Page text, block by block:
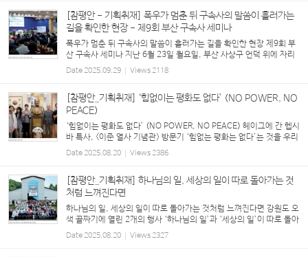
[참평안 - 기획취재] 폭우가 멈춘 뒤 구속사의 말씀이 흘러가는
길을 확인한 현장 - 제9회 부산 구속사 세미나
폭우가 멈춘 뒤 구속사의 말씀이 흘러가는 길을 확인한 현장 제9회 부
산 구속사 세미나 지난 6월 23일 월요일, 부산 사상구 언덕 위에 자리
한 붉은 벽돌의 은혜교회로 목회자들이 모여들었다. 장마가 시작되며
폭우가 예보됐지만, 세미나가 열린 ...
Date2025.09.29 Views2118
[참평안_기획취재] ‘힘없이는 평화도 없다’ (NO POWER, NO
PEACE)
‘힘없이는 평화도 없다’ (NO POWER, NO PEACE) 헤이그에 간 헵시
바 특사, <이준 열사 기념관> 방문기 ‘힘없는 평화는 없다’는 것을 우리
역사를 통해 가장 분명하게 보여 준 사례 가운데 하나로 1907년 네덜
란드 헤이그에서 열린 ‘제2차 만국평화...
Date2025.08.20 Views2386
[참평안_기획취재] 하나님의 일, 세상의 일이 따로 돌아가는 것
처럼 느껴진다면
하나님의 일, 세상의 일이 따로 돌아가는 것처럼 느껴진다면 강원도 오
색 골짜기에 열린 2개의 행사 ‘하나님의 일’과 ‘세상의 일’이 따로 돌아
가는 것처럼 느껴질 때가 많다. 세상사가 이해되지 않을 때, 하나님은
세상 일에는 선별적으로만 관여...
Date2025.08.20 Views2327